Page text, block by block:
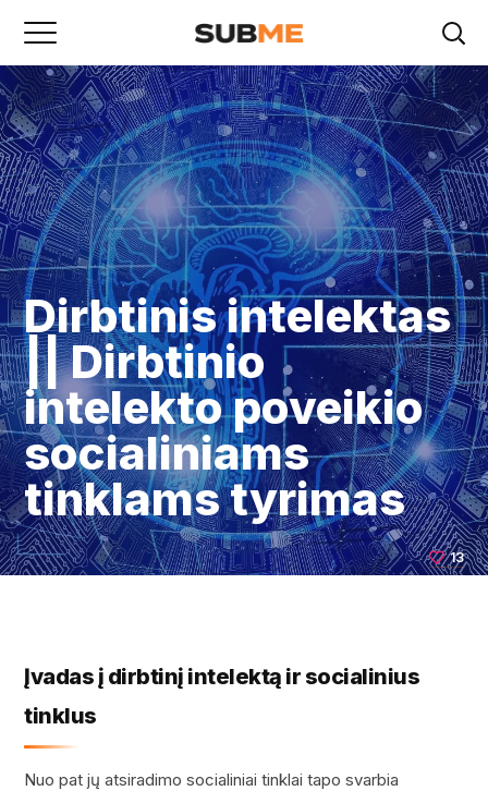
Dirbtinis intelektas
|| Dirbtinio
intelekto poveikio
socialiniams
tinklams tyrimas
13
Įvadas į dirbtinį intelektą ir socialinius
tinklus
Nuo pat jų atsiradimo socialiniai tinklai tapo svarbia